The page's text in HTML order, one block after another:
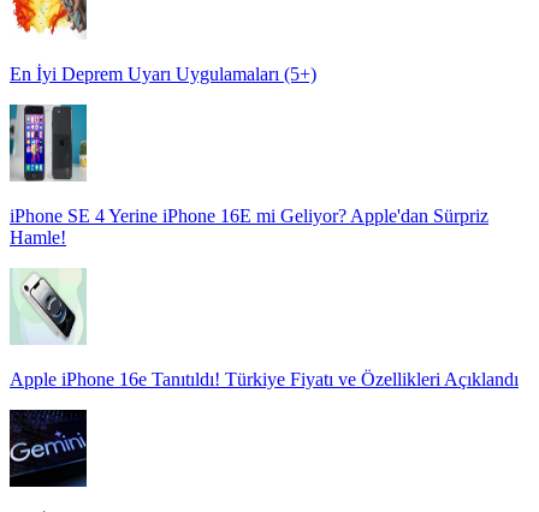
En İyi Deprem Uyarı Uygulamaları (5+)
iPhone SE 4 Yerine iPhone 16E mi Geliyor? Apple'dan Sürpriz
Hamle!
Apple iPhone 16e Tanıtıldı! Türkiye Fiyatı ve Özellikleri Açıklandı